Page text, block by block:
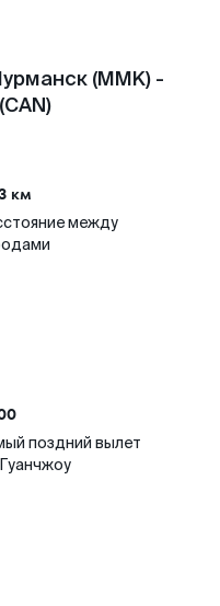
(MMK) -
км
между
поздний вылет